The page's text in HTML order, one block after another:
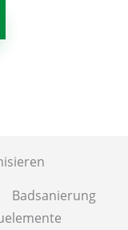
Badsanierung